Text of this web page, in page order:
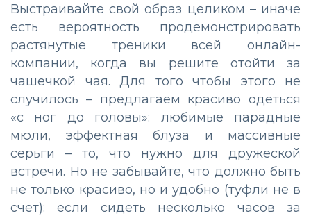
Выстраивайте свой образ целиком – иначе
есть вероятность продемонстрировать
растянутые треники всей онлайн-
компании, когда вы решите отойти за
чашечкой чая. Для того чтобы этого не
случилось – предлагаем красиво одеться
«с ног до головы»: любимые парадные
мюли, эффектная блуза и массивные
серьги – то, что нужно для дружеской
встречи. Но не забывайте, что должно быть
не только красиво, но и удобно (туфли не в
счет): если сидеть несколько часов за